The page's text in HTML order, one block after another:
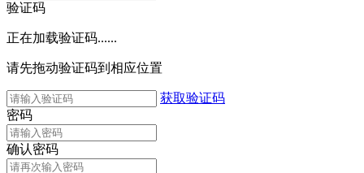
验证码
正在加载验证码......
请先拖动验证码到相应位置
获取验证码
密码
确认密码